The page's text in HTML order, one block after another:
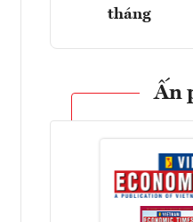
tháng
Ấn